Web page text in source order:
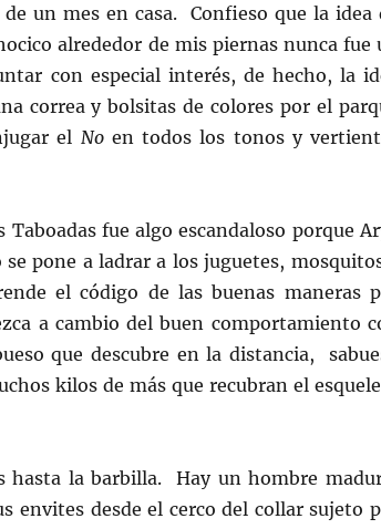
un mes en casa. Confieso que la idea
alrededor de mis piernas nunca fue
con especial interés, de hecho, la
correa y bolsitas de colores por el
el Noen todos los tonos y
fue algo escandaloso porque
pone a ladrar a los juguetes,
el código de las buenas maneras
a cambio del buen comportamiento
que descubre en la distancia,
kilos de más que recubran el
hasta la barbilla. Hay un hombre
envites desde el cerco del collar sujeto